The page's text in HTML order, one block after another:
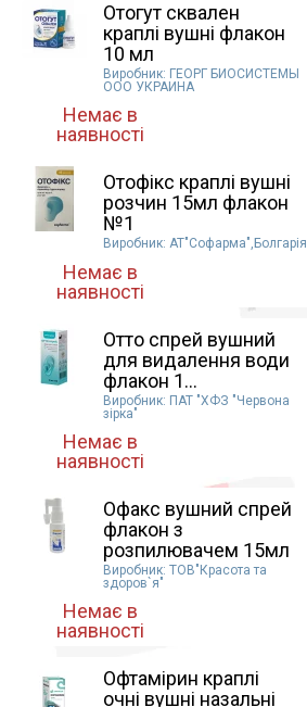
Отогут сквален
краплі вушні флакон
10 мл
Виробник: ГЕОРГ БИОСИСТЕМЫ
ООО УКРАИНА
Немає в
наявності
Отофікс краплі вушні
розчин 15мл флакон
№1
Виробник: АТ"Софарма",Болгарія
Немає в
наявності
Отто спрей вушний
для видалення води
флакон 1...
Виробник: ПАТ "ХФЗ "Червона
зірка"
Немає в
наявності
Офакс вушний спрей
флакон з
розпилювачем 15мл
Виробник: ТОВ"Красота та
здоров`я"
Немає в
наявності
Офтамірин краплі
очні вушні назальні